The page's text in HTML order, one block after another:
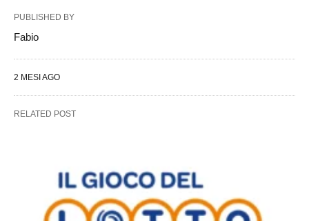
PUBLISHED BY
Fabio
2 MESI AGO
RELATED POST